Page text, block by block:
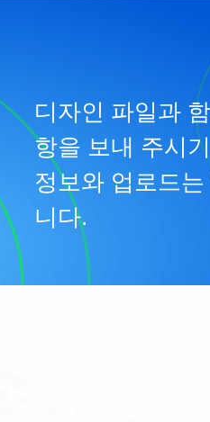
디자인 파일과
항을 보내 주시
정보와 업로드
니다.